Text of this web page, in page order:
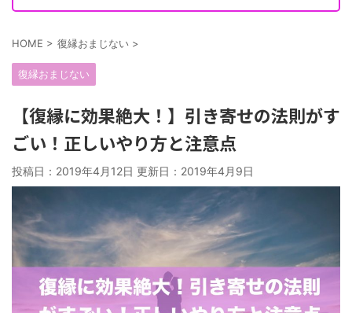
HOME > 復縁おまじない >
復縁おまじない
【復縁に効果絶大！】引き寄せの法則がす
ごい！正しいやり方と注意点
投稿日：2019年4月12日 更新日： 2019年4月9日